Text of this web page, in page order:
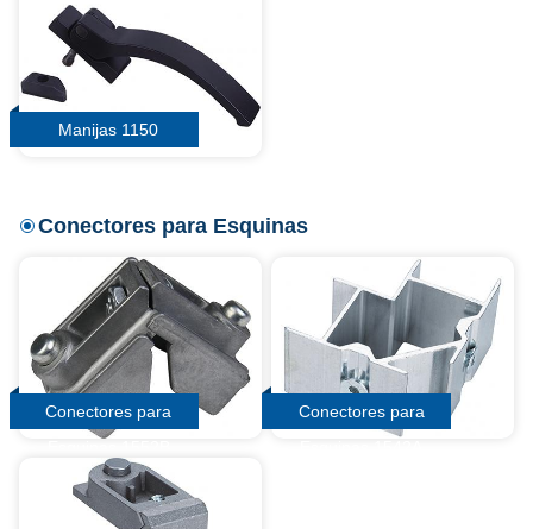
Manijas 1150
Conectores para Esquinas
Conectores para
Conectores para